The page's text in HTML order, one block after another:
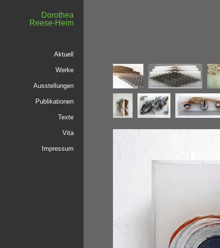
Dorothea
Reese-Heim
Aktuell
Werke
Ausstellungen
Publikationen
Texte
Vita
Impressum